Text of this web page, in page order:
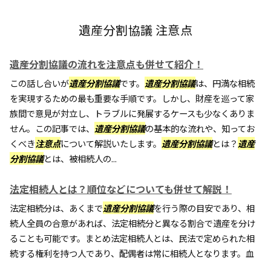
遺産分割協議 注意点
遺産分割協議の流れを注意点も併せて紹介！
この話し合いが遺産分割協議です。 遺産分割協議は、円満な相続
を実現するための最も重要な手順です。しかし、財産を巡って家
族間で意見が対立し、トラブルに発展するケースも少なくありま
せん。この記事では、 遺産分割協議の基本的な流れや、知ってお
くべき注意点について解説いたします。 遺産分割協議とは？遺産
分割協議とは、被相続人の...
法定相続人とは？順位などについても併せて解説！
法定相続分は、あくまで遺産分割協議を行う際の目安であり、相
続人全員の合意があれば、法定相続分と異なる割合で遺産を分け
ることも可能です。まとめ法定相続人とは、民法で定められた相
続する権利を持つ人であり、配偶者は常に相続人となります。血